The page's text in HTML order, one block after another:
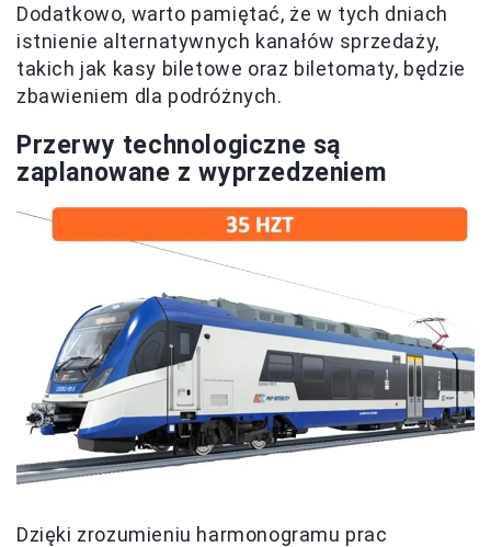
Dodatkowo, warto pamiętać, że w tych dniach
istnienie alternatywnych kanałów sprzedaży,
takich jak kasy biletowe oraz biletomaty, będzie
zbawieniem dla podróżnych.
Przerwy technologiczne są
zaplanowane z wyprzedzeniem
Dzięki zrozumieniu harmonogramu prac